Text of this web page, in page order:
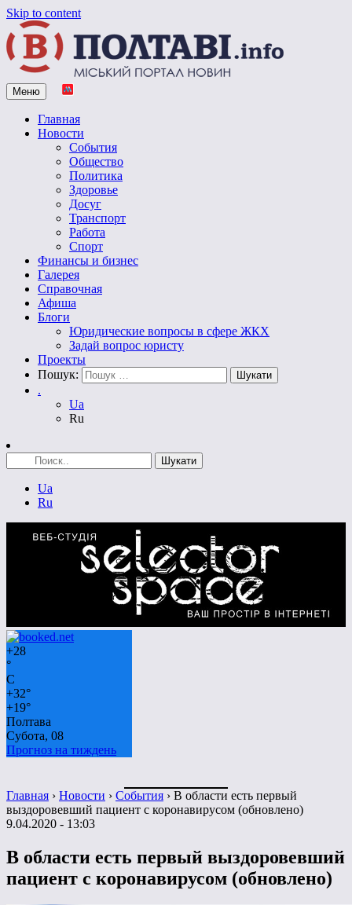
Skip to content
Vpoltave.info
Полтавский портал новостей
Меню
Главная
Новости
События
Общество
Политика
Здоровье
Досуг
Транспорт
Работа
Спорт
Финансы и бизнес
Галерея
Справочная
Афиша
Блоги
Юридические вопросы в сфере ЖКХ
Задай вопрос юристу
Проекты
Пошук:
.
Ua
Ru
Ua
Ru
+28
°
C
+32°
+19°
Полтава
Субота, 08
Прогноз на тиждень
Главная › Новости › События › В области есть первый
выздоровевший пациент с коронавирусом (обновлено)
9.04.2020 - 13:03
В области есть первый выздоровевший
пациент с коронавирусом (обновлено)